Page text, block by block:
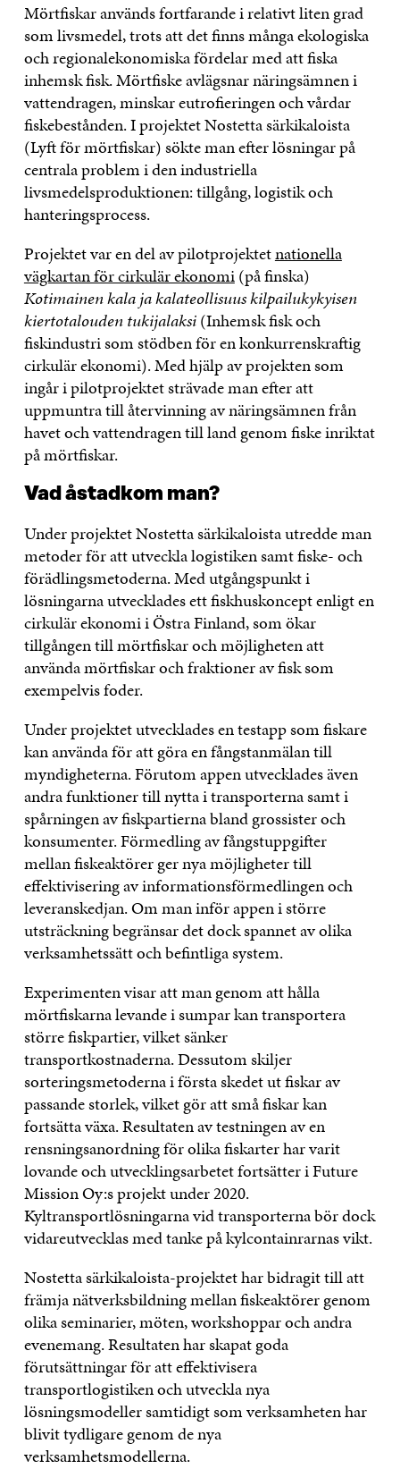
Mörtfiskar används fortfarande i relativt liten grad
som livsmedel, trots att det finns många ekologiska
och regionalekonomiska fördelar med att fiska
inhemsk fisk. Mörtfiske avlägsnar näringsämnen i
vattendragen, minskar eutrofieringen och vårdar
fiskebestånden. I projektet Nostetta särkikaloista
(Lyft för mörtfiskar) sökte man efter lösningar på
centrala problem i den industriella
livsmedelsproduktionen: tillgång, logistik och
hanteringsprocess.
Projektet var en del av pilotprojektetnationella
vägkartan för cirkulär ekonomi(på finska)
Kotimainen kala ja kalateollisuus kilpailukykyisen
kiertotalouden tukijalaksi(Inhemsk fisk och
fiskindustri som stödben för en konkurrenskraftig
cirkulär ekonomi). Med hjälp av projekten som
ingår i pilotprojektet strävade man efter att
uppmuntra till återvinning av näringsämnen från
havet och vattendragen till land genom fiske inriktat
på mörtfiskar.
Vad åstadkom man?
Under projektet Nostetta särkikaloista utredde man
metoder för att utveckla logistiken samt fiske- och
förädlingsmetoderna. Med utgångspunkt i
lösningarna utvecklades ett fiskhuskoncept enligt en
cirkulär ekonomi i Östra Finland, som ökar
tillgången till mörtfiskar och möjligheten att
använda mörtfiskar och fraktioner av fisk som
exempelvis foder.
Under projektet utvecklades en testapp som fiskare
kan använda för att göra en fångstanmälan till
myndigheterna. Förutom appen utvecklades även
andra funktioner till nytta i transporterna samt i
spårningen av fiskpartierna bland grossister och
konsumenter. Förmedling av fångstuppgifter
mellan fiskeaktörer ger nya möjligheter till
effektivisering av informationsförmedlingen och
leveranskedjan. Om man inför appen i större
utsträckning begränsar det dock spannet av olika
verksamhetssätt och befintliga system.
Experimenten visar att man genom att hålla
mörtfiskarna levande i sumpar kan transportera
större fiskpartier, vilket sänker
transportkostnaderna. Dessutom skiljer
sorteringsmetoderna i första skedet ut fiskar av
passande storlek, vilket gör att små fiskar kan
fortsätta växa. Resultaten av testningen av en
rensningsanordning för olika fiskarter har varit
lovande och utvecklingsarbetet fortsätter i Future
Mission Oy:s projekt under 2020.
Kyltransportlösningarna vid transporterna bör dock
vidareutvecklas med tanke på kylcontainrarnas vikt.
Nostetta särkikaloista-projektet har bidragit till att
främja nätverksbildning mellan fiskeaktörer genom
olika seminarier, möten, workshoppar och andra
evenemang. Resultaten har skapat goda
förutsättningar för att effektivisera
transportlogistiken och utveckla nya
lösningsmodeller samtidigt som verksamheten har
blivit tydligare genom de nya
verksamhetsmodellerna.